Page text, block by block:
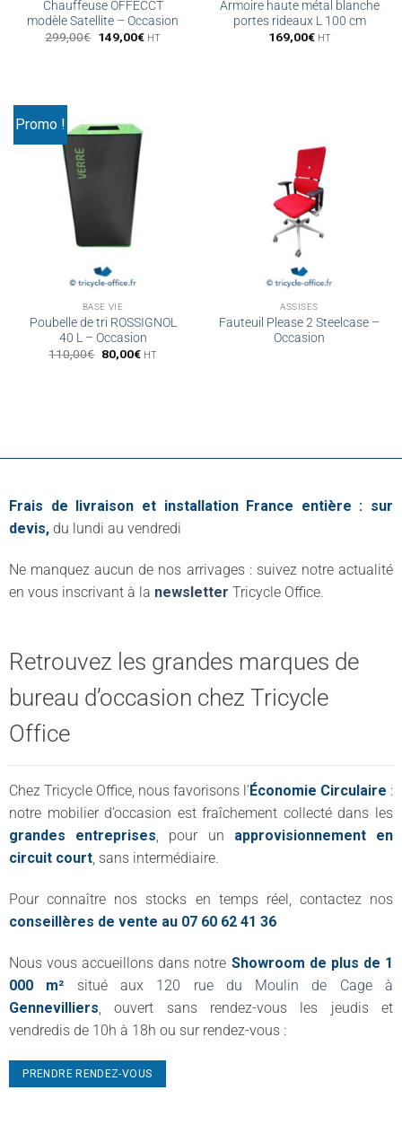
Chauffeuse OFFECCT
modèle Satellite – Occasion
299,00€ Le
149,00€LeHT
Armoire haute métal blanche
portes rideaux L 100 cm
169,00€ HT
Promo !
BASE VIE
Poubelle de tri ROSSIGNOL
40 L – Occasion
110,00€ Le
prix
80,00€LeHT
ASSISES
Fauteuil Please 2 Steelcase –
Occasion
Frais de livraison et installation France entière : sur
devis, du lundi au vendredi
Ne manquez aucun de nos arrivages : suivez notre actualité
en vous inscrivant à la newsletter Tricycle Office.
Retrouvez les grandes marques de
bureau d’occasion chez Tricycle
Office
Chez Tricycle Office, nous favorisons l’Économie Circulaire :
notre mobilier d’occasion est fraîchement collecté dans les
grandes entreprises, pour un approvisionnement en
circuit court, sans intermédiaire.
Pour connaître nos stocks en temps réel, contactez nos
conseillères de vente au 07 60 62 41 36
Nous vous accueillons dans notre Showroom de plus de 1
000 m² situé aux 120 rue du Moulin de Cage à
Gennevilliers, ouvert sans rendez-vous les jeudis et
vendredis de 10h à 18h ou sur rendez-vous :
PRENDRE RENDEZ-VOUS